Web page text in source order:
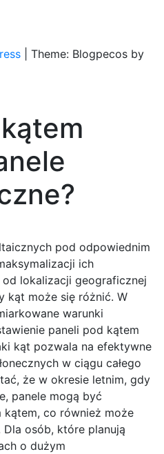
Theme: Blogpecos by
pod odpowiednim
ich
lokalizacji geograficznej
kąt może się różnić. W
warunki
paneli pod kątem
kąt pozwala na efektywne
w ciągu całego
że w okresie letnim, gdy
panele mogą być
kątem, co również może
osób, które planują
o dużym